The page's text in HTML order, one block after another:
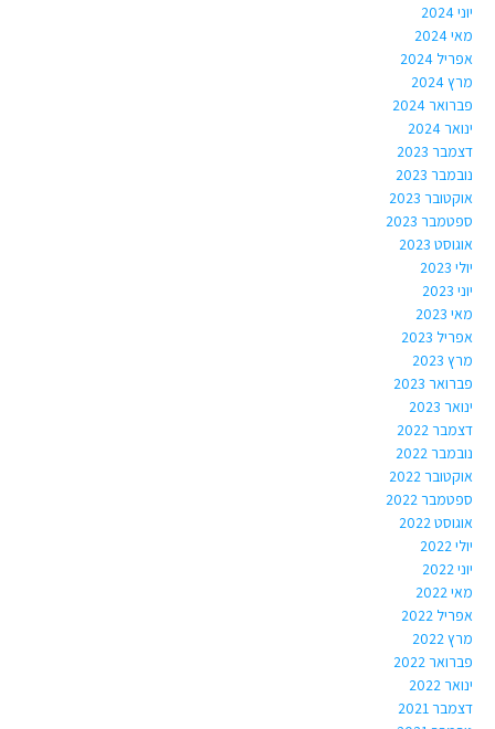
יוני 2024
מאי 2024
אפריל 2024
מרץ 2024
פברואר 2024
ינואר 2024
דצמבר 2023
נובמבר 2023
אוקטובר 2023
ספטמבר 2023
אוגוסט 2023
יולי 2023
יוני 2023
מאי 2023
אפריל 2023
מרץ 2023
פברואר 2023
ינואר 2023
דצמבר 2022
נובמבר 2022
אוקטובר 2022
ספטמבר 2022
אוגוסט 2022
יולי 2022
יוני 2022
מאי 2022
אפריל 2022
מרץ 2022
פברואר 2022
ינואר 2022
דצמבר 2021